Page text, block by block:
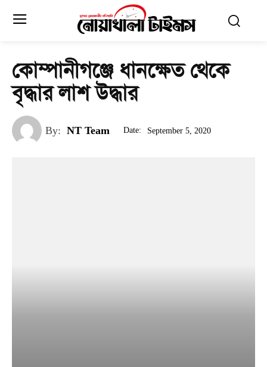
কোম্পানীগঞ্জে ধানক্ষেত থেকে
বৃদ্ধার লাশ উদ্ধার
By: NT Team Date: September 5, 2020